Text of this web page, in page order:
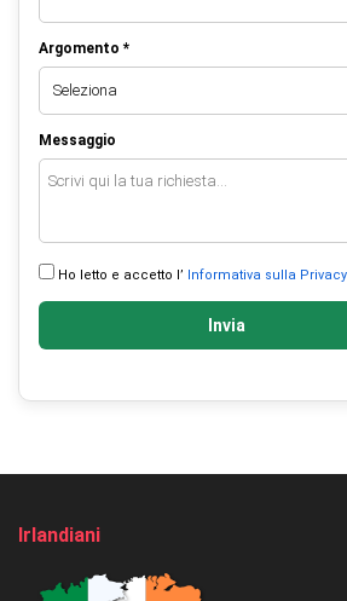
Argomento *
Messaggio
Ho letto e accetto l’ Informativa sulla Privacy
Invia
Irlandiani